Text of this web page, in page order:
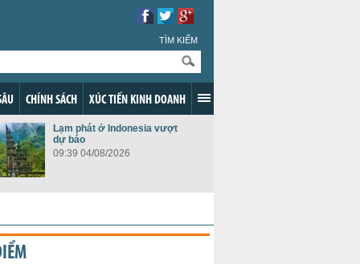
TÌM KIẾM
CHÍNH SÁCH XÚC TIẾN KINH DOANH
Lạm phát ở Indonesia vượt
dự báo
09:39 04/08/2026